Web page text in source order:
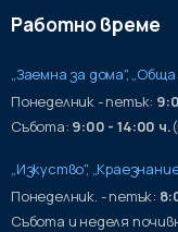
Работно време
„Заемна за дома",
Понеделник - петък:
Събота: 9:00 - 14:00 ч.
„Изкуство",
Понеделник. - петък:
Събота и неделя